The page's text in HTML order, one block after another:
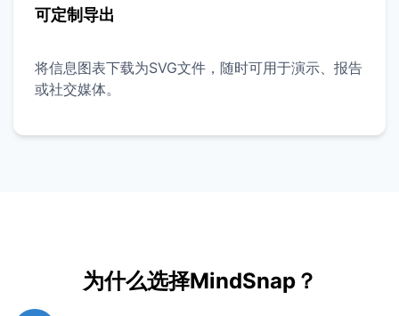
可定制导出
将信息图表下载为SVG文件，随时可用于演示、报告
或社交媒体。
为什么选择MindSnap？